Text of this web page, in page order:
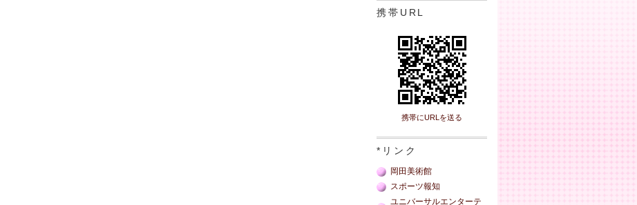
携帯URL
携帯にURLを送る
*リンク
岡田美術館
スポーツ報知
ユニバーサルエンターテ